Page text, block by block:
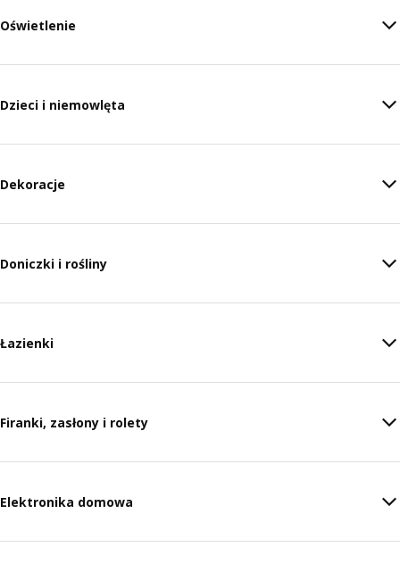
Oświetlenie
Dzieci i niemowlęta
Dekoracje
Doniczki i rośliny
Łazienki
Firanki, zasłony i rolety
Elektronika domowa